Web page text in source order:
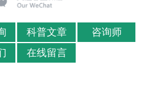
科普文章
咨询师
在线留言